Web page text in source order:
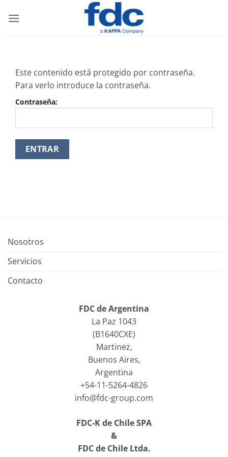
Este contenido está protegido por contraseña.
Para verlo introduce la contraseña.
Contraseña:
Nosotros
Servicios
Contacto
FDC de Argentina
La Paz 1043
(B1640CXE)
Martinez,
Buenos Aires,
Argentina
+54-11-5264-4826
info@fdc-group.com
FDC-K de Chile SPA
&
FDC de Chile Ltda.